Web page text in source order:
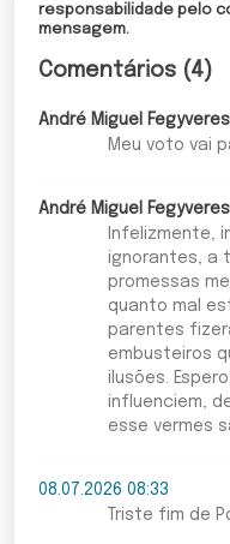
responsabilidade pelo
mensagem.
Comentários (4)
André Miguel Fegyveres
Meu voto vai
André Miguel Fegyveres
Infelizmente,
ignorantes, a
promessas
quanto mal
parentes
embusteiros
ilusões.
influenciem,
esse vermes
08.07.2026 08:33
Triste fim de